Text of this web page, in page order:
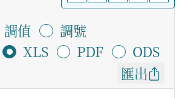
調值
調號
XLS
PDF
ODS
匯出